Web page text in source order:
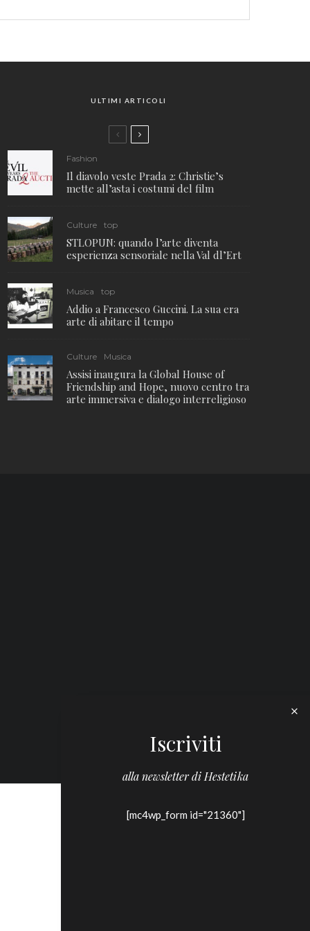
ULTIMI ARTICOLI
Fashion
Il diavolo veste Prada 2: Christie’s
mette all’asta i costumi del film
Culture top
STLOPUN: quando l’arte diventa
esperienza sensoriale nella Val dl’Ert
Musica top
Addio a Francesco Guccini. La sua era
arte di abitare il tempo
Culture Musica
Assisi inaugura la Global House of
Friendship and Hope, nuovo centro tra
arte immersiva e dialogo interreligioso
Iscriviti
alla newsletter di Hestetika
[mc4wp_form id="21360"]